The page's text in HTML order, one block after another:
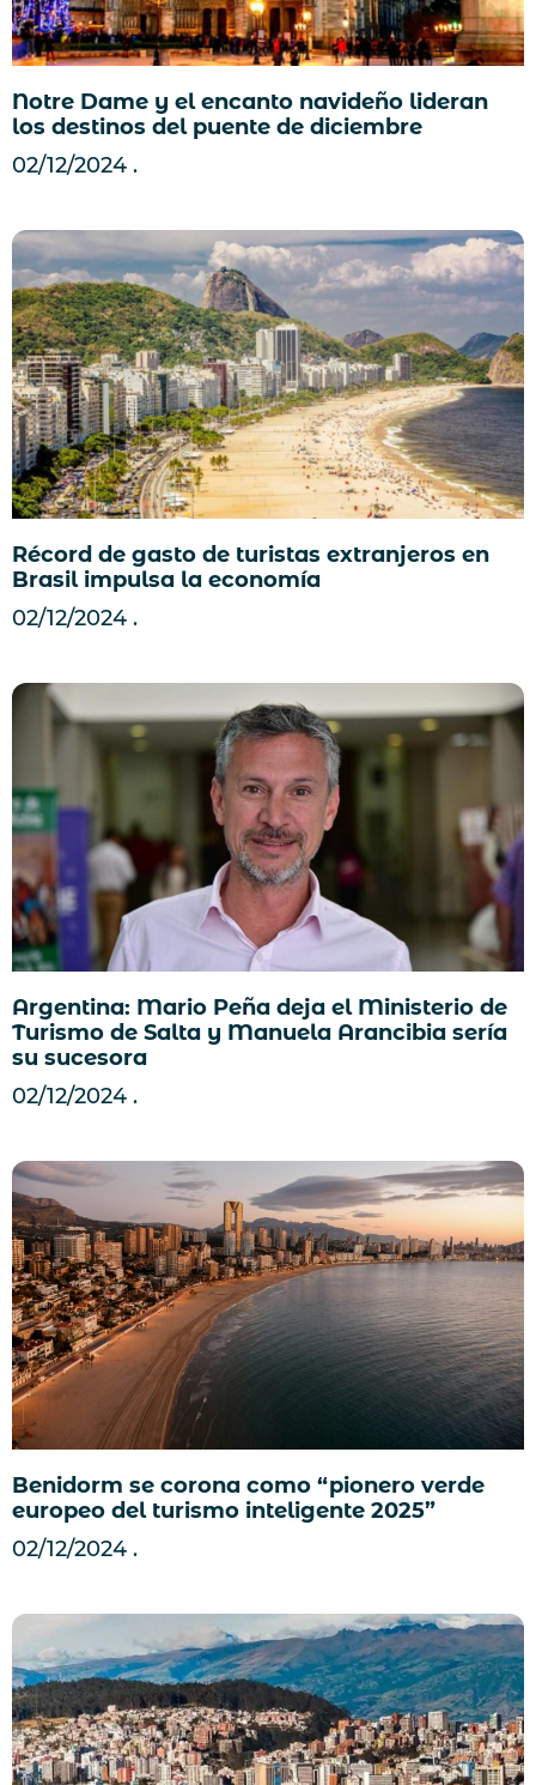
Notre Dame y el encanto navideño lideran
los destinos del puente de diciembre
02/12/2024
Récord de gasto de turistas extranjeros en
Brasil impulsa la economía
02/12/2024
Argentina: Mario Peña deja el Ministerio de
Turismo de Salta y Manuela Arancibia sería
su sucesora
02/12/2024
Benidorm se corona como “pionero verde
europeo del turismo inteligente 2025”
02/12/2024